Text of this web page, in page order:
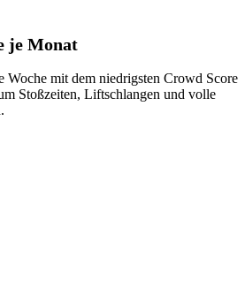
je Monat
Woche mit dem niedrigsten Crowd Score
Stoßzeiten, Liftschlangen und volle